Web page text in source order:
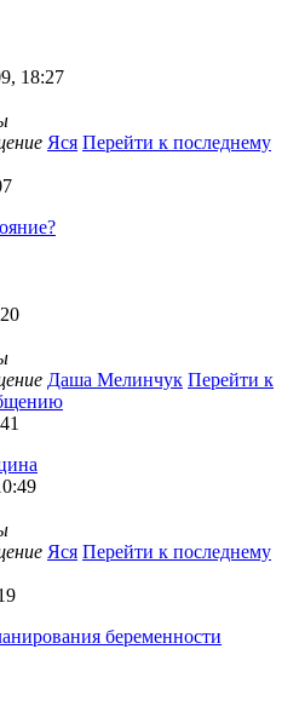
18:27
Яся Перейти к последнему
Даша Мелинчук Перейти к
Яся Перейти к последнему
беременности